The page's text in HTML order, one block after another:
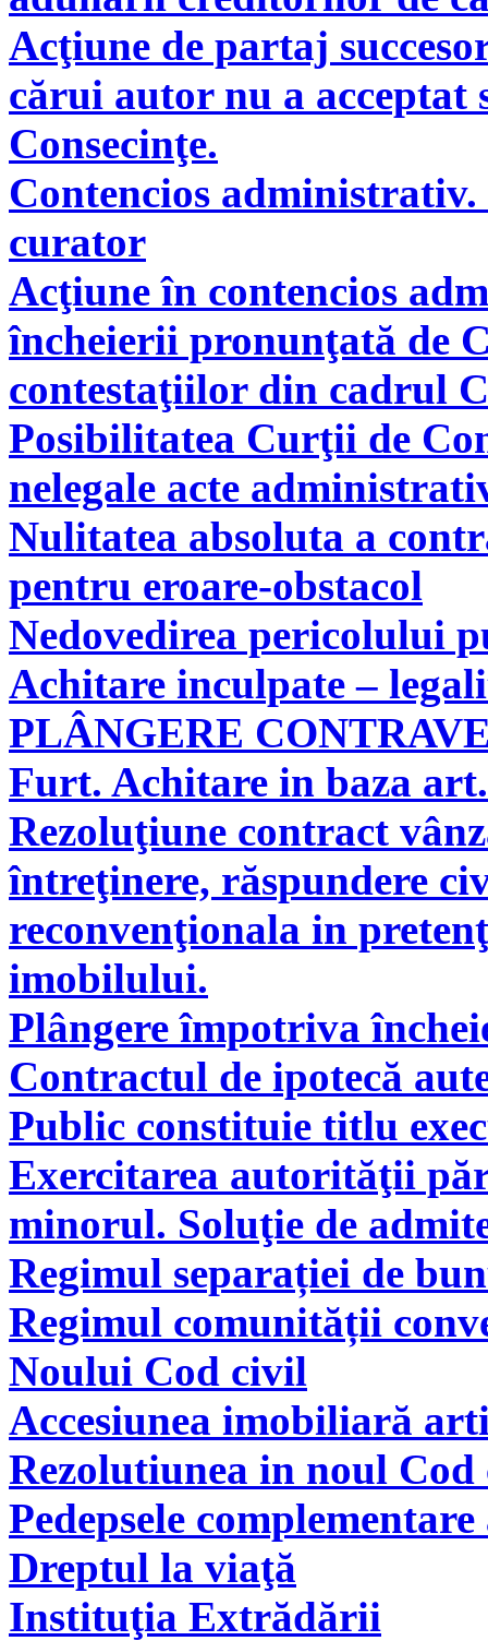
Acţiune de partaj
cărui autor nu a acceptat
Consecinţe.
Contencios
curator
Acţiune în contencios
încheierii pronunţată de
contestaţiilor din cadrul
Posibilitatea Curţii de
nelegale acte
Nulitatea absoluta a
pentru eroare-obstacol
Nedovedirea pericolului
Achitare inculpate –
PLÂNGERE
Furt. Achitare in baza
Rezoluţiune contract
întreţinere, răspundere
reconvenţionala in
imobilului.
Plângere împotriva
Contractul de ipotecă
Public constituie titlu
Exercitarea autorităţii
minorul. Soluţie de
Regimul separației de
Regimul comunității
Noului Cod civil
Accesiunea imobiliară
Rezolutiunea in noul
Pedepsele
Dreptul la viaţă
Instituţia Extrădării